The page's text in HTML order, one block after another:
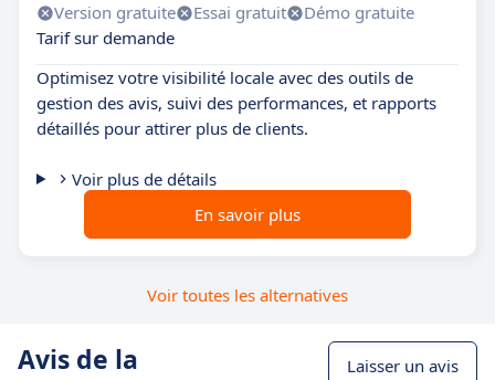
Version gratuite Essai gratuit
Démo gratuite
Tarif sur demande
Optimisez votre visibilité locale avec des outils de
gestion des avis, suivi des performances, et rapports
détaillés pour attirer plus de clients.
Voir plus de détails
En savoir plus
Voir toutes les alternatives
Avis de la
Laisser un avis